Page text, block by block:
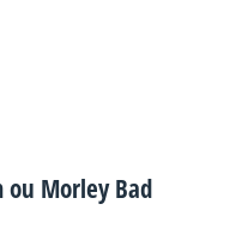
ou Morley Bad